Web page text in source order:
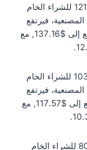
سعر الذهب عيار 21 اليوم يبلغ $121.06 للشراء الخام
المصنعية، فيرتفع
سعر الشراء إلى $133.17 وسعر البيع إلى $137.16, مع
سعر الذهب عيار 18 اليوم يبلغ $103.77 للشراء الخام
المصنعية، فيرتفع
سعر الشراء إلى $114.14 وسعر البيع إلى $117.57, مع
سعر الذهب عيار 14 اليوم يبلغ $80.71 للشراء الخام